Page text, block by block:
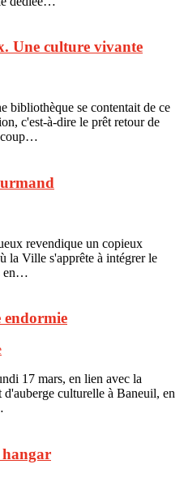
Une culture vivante
se contentait de ce
c'est-à-dire le prêt retour de
revendique un copieux
la Ville s'apprête à intégrer le
en…
endormie
17 mars, en lien avec la
culturelle à Baneuil, en
hangar